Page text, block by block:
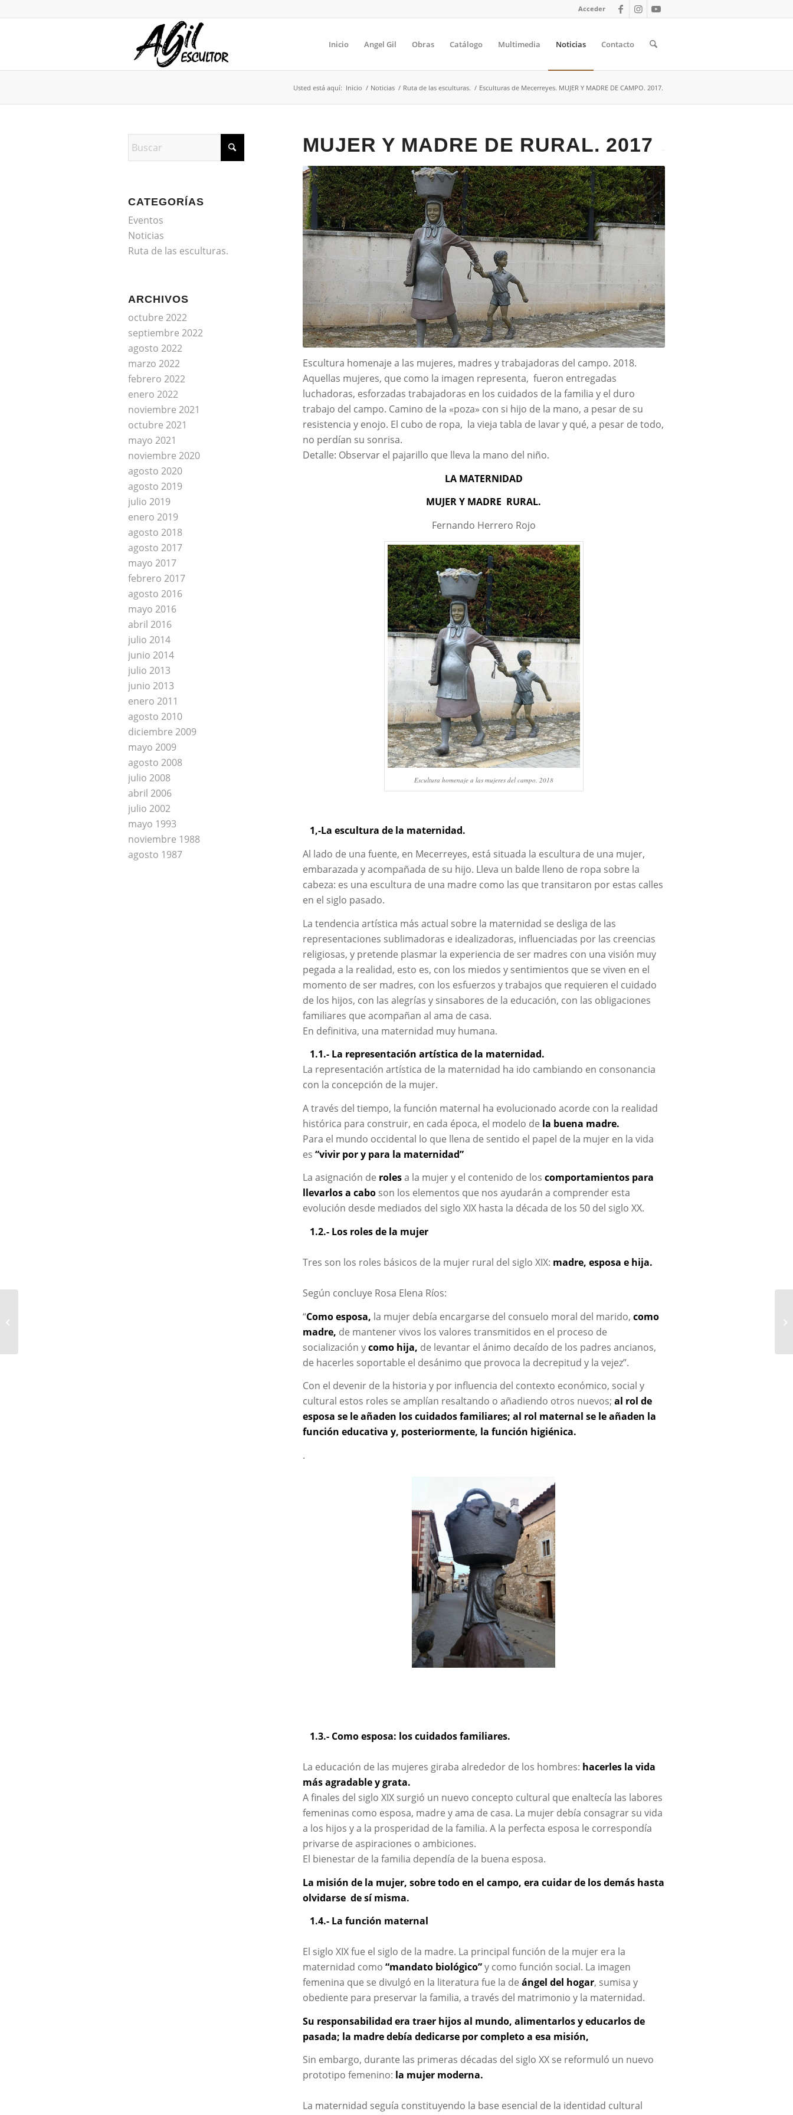
Acceder
Inicio Angel Gil Obras Catálogo Multimedia Noticias Contacto
Usted está aquí: Inicio / Noticias / Ruta de las esculturas. / Esculturas de Mecerreyes. MUJER Y MADRE DE CAMPO. 2017.
MUJER Y MADRE DE RURAL. 2017
Escultura homenaje a las mujeres, madres y trabajadoras del campo. 2018.
Aquellas mujeres, que como la imagen representa, fueron entregadas
luchadoras, esforzadas trabajadoras en los cuidados de la familia y el duro
trabajo del campo. Camino de la «poza» con si hijo de la mano, a pesar de su
resistencia y enojo. El cubo de ropa, la vieja tabla de lavar y qué, a pesar de todo,
no perdían su sonrisa.
Detalle: Observar el pajarillo que lleva la mano del niño.
LA MATERNIDAD
MUJER Y MADRE RURAL.
Fernando Herrero Rojo
Escultura homenaje a las mujeres del campo. 2018
1,-La escultura de la maternidad.
Al lado de una fuente, en Mecerreyes, está situada la escultura de una mujer,
embarazada y acompañada de su hijo. Lleva un balde lleno de ropa sobre la
cabeza: es una escultura de una madre como las que transitaron por estas calles
en el siglo pasado.
La tendencia artística más actual sobre la maternidad se desliga de las
representaciones sublimadoras e idealizadoras, influenciadas por las creencias
religiosas, y pretende plasmar la experiencia de ser madres con una visión muy
pegada a la realidad, esto es, con los miedos y sentimientos que se viven en el
momento de ser madres, con los esfuerzos y trabajos que requieren el cuidado
de los hijos, con las alegrías y sinsabores de la educación, con las obligaciones
familiares que acompañan al ama de casa.
En definitiva, una maternidad muy humana.
1.1.- La representación artística de la maternidad.
La representación artística de la maternidad ha ido cambiando en consonancia
con la concepción de la mujer.
A través del tiempo, la función maternal ha evolucionado acorde con la realidad
histórica para construir, en cada época, el modelo de la buena madre.
Para el mundo occidental lo que llena de sentido el papel de la mujer en la vida
es “vivir por y para la maternidad”
La asignación de rolesa la mujer y el contenido de los comportamientos para
llevarlos a caboson los elementos que nos ayudarán a comprender esta
evolución desde mediados del siglo XIX hasta la década de los 50 del siglo XX.
1.2.- Los roles de la mujer
Tres son los roles básicos de la mujer rural del siglo XIX: madre, esposa e hija.
Según concluye Rosa Elena Ríos:
“Como esposa, la mujer debía encargarse del consuelo moral del marido, como
madre, de mantener vivos los valores transmitidos en el proceso de
socialización ycomo hija, de levantar el ánimo decaído de los padres ancianos,
de hacerles soportable el desánimo que provoca la decrepitud y la vejez”.
Con el devenir de la historia y por influencia del contexto económico, social y
cultural estos roles se amplían resaltando o añadiendo otros nuevos; al rol de
esposa se le añaden los cuidados familiares; al rol maternal se le añaden la
función educativa y, posteriormente, la función higiénica.
.
1.3.- Como esposa: los cuidados familiares.
La educación de las mujeres giraba alrededor de los hombres: hacerles la vida
más agradable y grata.
A finales del siglo XIX surgió un nuevo concepto cultural que enaltecía las labores
femeninas como esposa, madre y ama de casa. La mujer debía consagrar su vida
a los hijos y a la prosperidad de la familia. A la perfecta esposa le correspondía
privarse de aspiraciones o ambiciones.
El bienestar de la familia dependía de la buena esposa.
La misión de la mujer, sobre todo en el campo, era cuidar de los demás hasta
olvidarse de sí misma.
1.4.- La función maternal
El siglo XIX fue el siglo de la madre. La principal función de la mujer era la
maternidad como “mandato biológico”y como función social. La imagen
femenina que se divulgó en la literatura fue la de ángel del hogar, sumisa y
obediente para preservar la familia, a través del matrimonio y la maternidad.
Su responsabilidad era traer hijos al mundo, alimentarlos y educarlos de
pasada; la madre debía dedicarse por completo a esa misión,
Sin embargo, durante las primeras décadas del siglo XX se reformuló un nuevo
prototipo femenino: la mujer moderna.
La maternidad seguía constituyendo la base esencial de la identidad cultural
CATEGORÍAS
Eventos
Noticias
Ruta de las esculturas.
ARCHIVOS
octubre 2022
septiembre 2022
agosto 2022
marzo 2022
febrero 2022
enero 2022
noviembre 2021
octubre 2021
mayo 2021
noviembre 2020
agosto 2020
agosto 2019
julio 2019
enero 2019
agosto 2018
agosto 2017
mayo 2017
febrero 2017
agosto 2016
mayo 2016
abril 2016
julio 2014
junio 2014
julio 2013
junio 2013
enero 2011
agosto 2010
diciembre 2009
mayo 2009
agosto 2008
julio 2008
abril 2006
julio 2002
mayo 1993
noviembre 1988
agosto 1987